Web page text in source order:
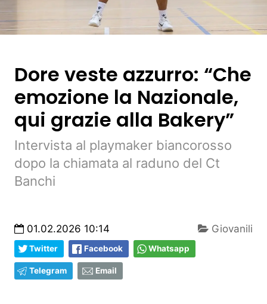
Dore veste azzurro: “Che
emozione la Nazionale,
qui grazie alla Bakery”
Intervista al playmaker biancorosso
dopo la chiamata al raduno del Ct
Banchi
01.02.2026 10:14 Giovanili
Twitter Facebook Whatsapp
Telegram Email